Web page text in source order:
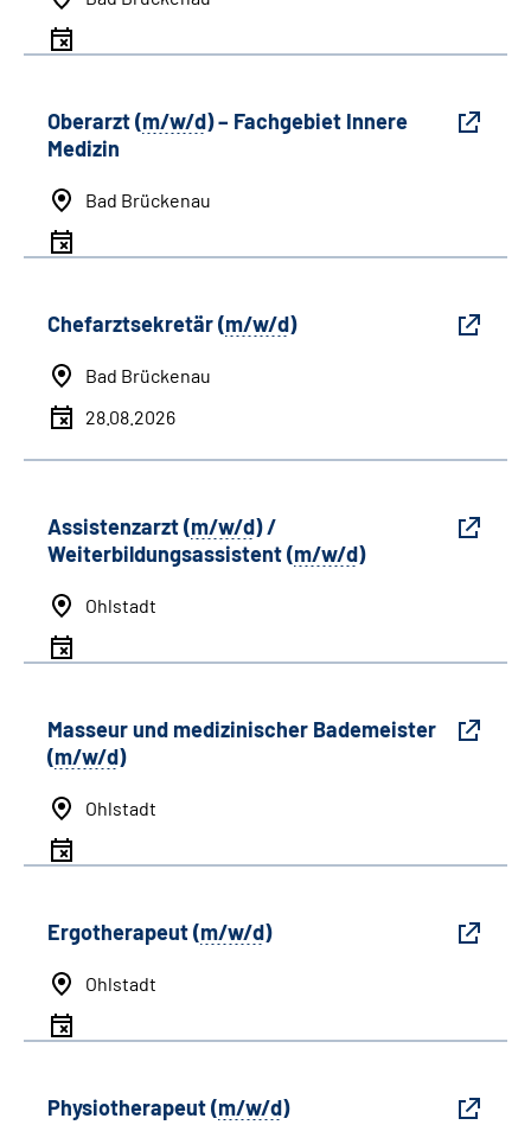
Oberarzt (m/w/d) – Fachgebiet Innere
Medizin
Bad Brückenau
Chefarztsekretär (m/w/d)
Bad Brückenau
28.08.2026
Assistenzarzt (m/w/d) /
Weiterbildungsassistent (m/w/d)
Ohlstadt
Masseur und medizinischer Bademeister
(m/w/d)
Ohlstadt
Ergotherapeut (m/w/d)
Ohlstadt
Physiotherapeut (m/w/d)